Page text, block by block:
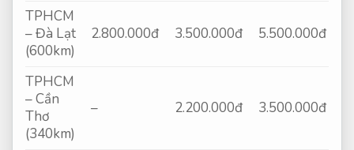
TPHCM
– Đà Lạt
(600km)
2.800.000đ 3.500.000đ 5.500.000đ
TPHCM
– Cần
Thơ
(340km)
– 2.200.000đ 3.500.000đ